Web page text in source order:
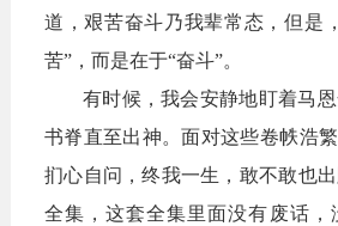
道，艰苦奋斗乃我辈常态，但是
苦”，而是在于“奋斗”。
有时候，我会安静地盯着马
书脊直至出神。面对这些卷帙浩
扪心自问，终我一生，敢不敢也
全集，这套全集里面没有废话，